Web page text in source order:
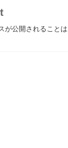
が公開されることは